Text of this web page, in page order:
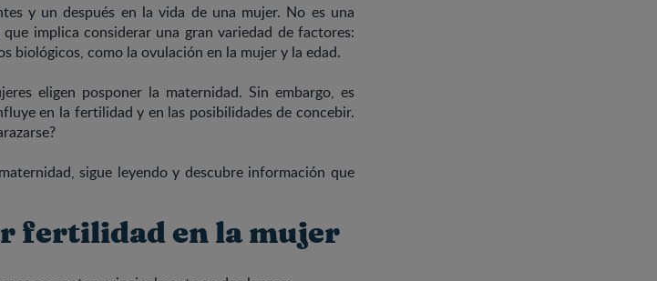
y un después en la vida de una mujer. No es una
implica considerar una gran variedad de factores:
biológicos, como la ovulación en la mujer y la edad.
eligen posponer la maternidad. Sin embargo, es
en la fertilidad y en las posibilidades de concebir.
sigue leyendo y descubre información que
fertilidad en la mujer